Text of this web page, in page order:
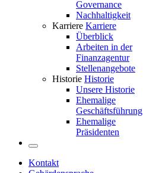
Governance
Nachhaltigkeit
Karriere Karriere
Überblick
Arbeiten in der
Finanzagentur
Stellenangebote
Historie Historie
Unsere Historie
Ehemalige
Geschäftsführung
Ehemalige
Präsidenten
Kontakt